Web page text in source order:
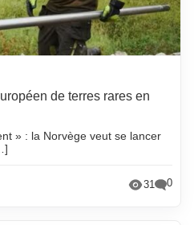
de terres rares en
» : la Norvège veut se lancer
31 0